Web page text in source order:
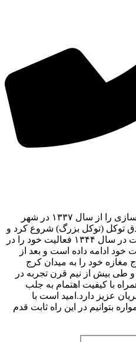
آقای محسن توکل حرفه ساعت سازی را از سال ۱۳۳۷ در شهر
توکل (توکل بزرگ) شروع کرد و
پس از سالها کسب تجربه و مهارت در سال ۱۳۴۴ فعالیت خود را در
خود ادامه داده است و بعد از
خود را به میدان کرج
و طی بیش از نیم قرن تجربه در
با کیفیت اهتمام به جلب
عزیز دارد.امید است با
بتوانیم در این راه ثابت قدم